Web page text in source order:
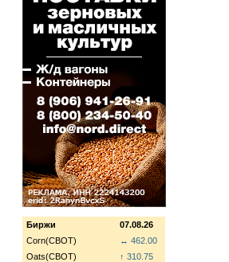
Биржи
07.08.26
Corn(CBOT)
↔ 462.00
Oats(CBOT)
↑ 310.75